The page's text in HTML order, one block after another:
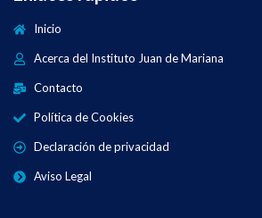
Inicio
Acerca del Instituto Juan de Mariana
Contacto
Política de Cookies
Declaración de privacidad
Aviso Legal